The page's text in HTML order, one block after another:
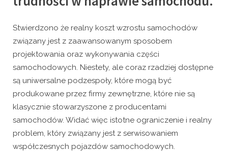
Stwierdzono że realny koszt wzrostu samochodów
związany jest z zaawansowanym sposobem
projektowania oraz wykonywania części
samochodowych. Niestety, ale coraz rzadziej dostępne
są uniwersalne podzespoły, które mogą być
produkowane przez firmy zewnętrzne, które nie są
klasycznie stowarzyszone z producentami
samochodów. Widać więc istotne ograniczenie i realny
problem, który związany jest z serwisowaniem
współczesnych pojazdów samochodowych.